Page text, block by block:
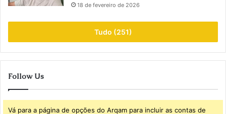
18 de fevereiro de 2026
Tudo (251)
Follow Us
Vá para a página de opções do Arqam para incluir as contas de